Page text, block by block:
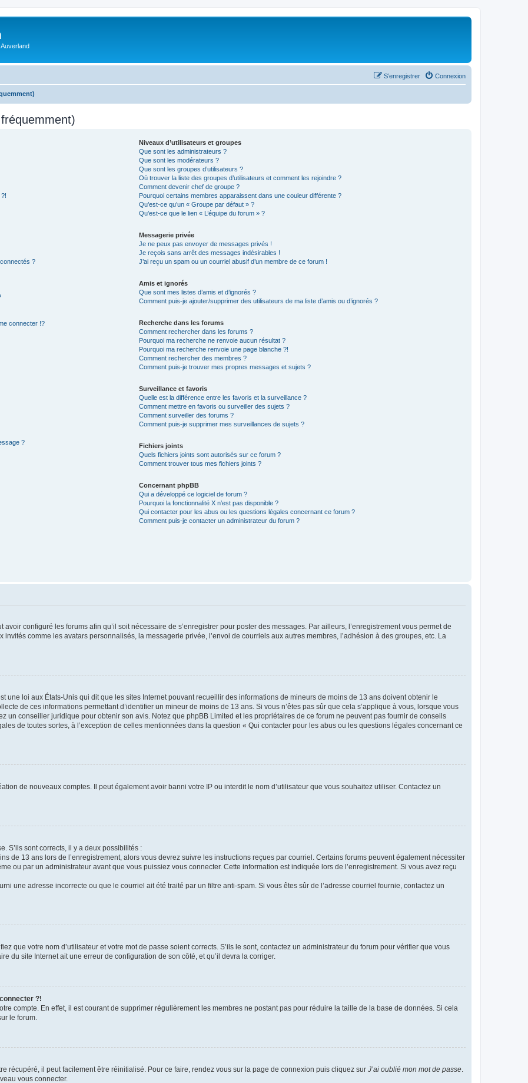
Connexion
S’enregistrer
?
connecter !?
?
Niveaux d’utilisateurs et groupes
Que sont les administrateurs ?
Que sont les modérateurs ?
Que sont les groupes d’utilisateurs ?
Où trouver la liste des groupes d’utilisateurs et comment les rejoindre ?
Comment devenir chef de groupe ?
Pourquoi certains membres apparaissent dans une couleur différente ?
Qu’est-ce qu’un « Groupe par défaut » ?
Qu’est-ce que le lien « L’équipe du forum » ?
Messagerie privée
Je ne peux pas envoyer de messages privés !
Je reçois sans arrêt des messages indésirables !
J’ai reçu un spam ou un courriel abusif d’un membre de ce forum !
Amis et ignorés
Que sont mes listes d’amis et d’ignorés ?
Comment puis-je ajouter/supprimer des utilisateurs de ma liste d’amis ou d’ignorés ?
Recherche dans les forums
Comment rechercher dans les forums ?
Pourquoi ma recherche ne renvoie aucun résultat ?
Pourquoi ma recherche renvoie une page blanche ?!
Comment rechercher des membres ?
Comment puis-je trouver mes propres messages et sujets ?
Surveillance et favoris
Quelle est la différence entre les favoris et la surveillance ?
Comment mettre en favoris ou surveiller des sujets ?
Comment surveiller des forums ?
Comment puis-je supprimer mes surveillances de sujets ?
Fichiers joints
Quels fichiers joints sont autorisés sur ce forum ?
Comment trouver tous mes fichiers joints ?
Concernant phpBB
Qui a développé ce logiciel de forum ?
Pourquoi la fonctionnalité X n’est pas disponible ?
Qui contacter pour les abus ou les questions légales concernant ce forum ?
Comment puis-je contacter un administrateur du forum ?
configuré les forums afin qu’il soit nécessaire de s’enregistrer pour poster des messages. Par ailleurs, l’enregistrement vous permet de
comme les avatars personnalisés, la messagerie privée, l’envoi de courriels aux autres membres, l’adhésion à des groupes, etc. La
une loi aux États-Unis qui dit que les sites Internet pouvant recueillir des informations de mineurs de moins de 13 ans doivent obtenir le
de ces informations permettant d’identifier un mineur de moins de 13 ans. Si vous n’êtes pas sûr que cela s’applique à vous, lorsque vous
un conseiller juridique pour obtenir son avis. Notez que phpBB Limited et les propriétaires de ce forum ne peuvent pas fournir de conseils
de toutes sortes, à l’exception de celles mentionnées dans la question « Qui contacter pour les abus ou les questions légales concernant ce
de nouveaux comptes. Il peut également avoir banni votre IP ou interdit le nom d’utilisateur que vous souhaitez utiliser. Contactez un
S’ils sont corrects, il y a deux possibilités :
de 13 ans lors de l’enregistrement, alors vous devrez suivre les instructions reçues par courriel. Certains forums peuvent également nécessiter
ou par un administrateur avant que vous puissiez vous connecter. Cette information est indiquée lors de l’enregistrement. Si vous avez reçu
une adresse incorrecte ou que le courriel ait été traité par un filtre anti-spam. Si vous êtes sûr de l’adresse courriel fournie, contactez un
que votre nom d’utilisateur et votre mot de passe soient corrects. S’ils le sont, contactez un administrateur du forum pour vérifier que vous
du site Internet ait une erreur de configuration de son côté, et qu’il devra la corriger.
?!
compte. En effet, il est courant de supprimer régulièrement les membres ne postant pas pour réduire la taille de la base de données. Si cela
le forum.
récupéré, il peut facilement être réinitialisé. Pour ce faire, rendez vous sur la page de connexion puis cliquez sur J’ai oublié mon mot de passe
vous connecter.